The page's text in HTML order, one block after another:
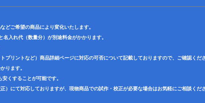
どご希望の商品により変化いたします。
入れ代（数量分）が別途料金がかかります。
プリントなど）商品詳細ページに対応の可否について記載しておりますので、ご確認くださ
ります。
くすることが可能です。
）にて対応しておりますが、現物商品での試作・校正が必要な場合はお気軽にご相談くださ